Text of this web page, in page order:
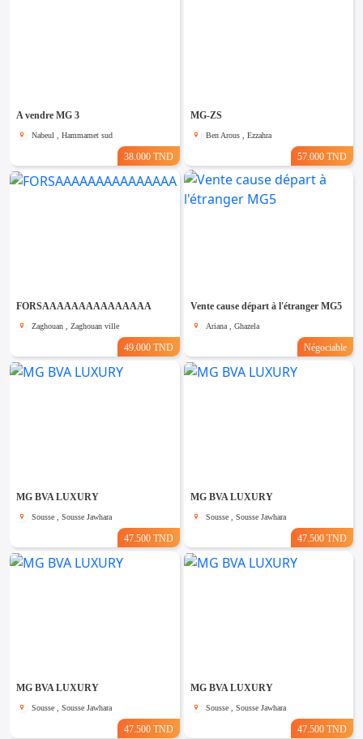
A vendre MG 3
Nabeul , Hammamet sud
38.000 TND
MG-ZS
Ben Arous , Ezzahra
57.000 TND
FORSAAAAAAAAAAAAAAA
Zaghouan , Zaghouan ville
49.000 TND
Vente cause départ à l'étranger MG5
Ariana , Ghazela
Négociable
MG BVA LUXURY
Sousse , Sousse Jawhara
47.500 TND
MG BVA LUXURY
Sousse , Sousse Jawhara
47.500 TND
MG BVA LUXURY
Sousse , Sousse Jawhara
47.500 TND
MG BVA LUXURY
Sousse , Sousse Jawhara
47.500 TND